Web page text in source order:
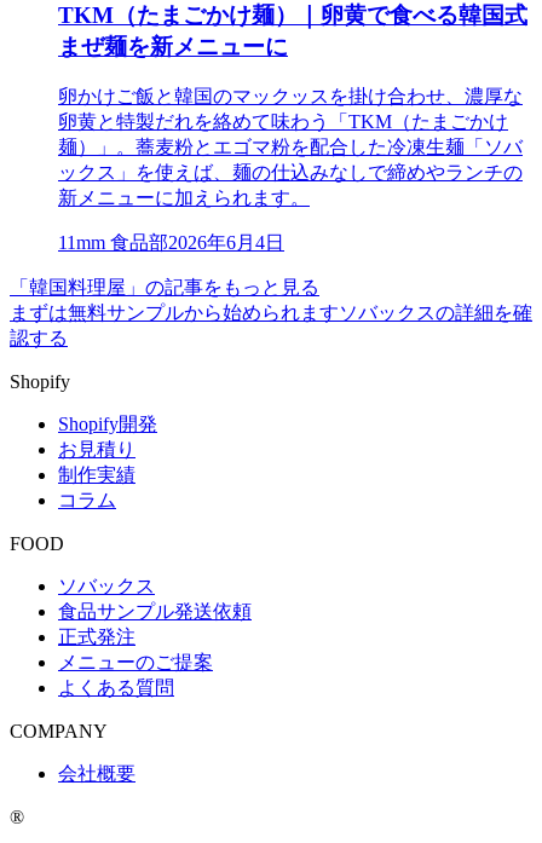
TKM（たまごかけ麺）｜卵黄で食べる韓国式
まぜ麺を新メニューに
卵かけご飯と韓国のマックッスを掛け合わせ、濃厚な
卵黄と特製だれを絡めて味わう「TKM（たまごかけ
麺）」。蕎麦粉とエゴマ粉を配合した冷凍生麺「ソバ
ックス」を使えば、麺の仕込みなしで締めやランチの
新メニューに加えられます。
11mm 食品部2026年6月4日
「韓国料理屋」の記事をもっと見る
まずは無料サンプルから始められますソバックスの詳細を確
認する
Shopify
Shopify開発
お見積り
制作実績
コラム
FOOD
ソバックス
食品サンプル発送依頼
正式発注
メニューのご提案
よくある質問
COMPANY
会社概要
®